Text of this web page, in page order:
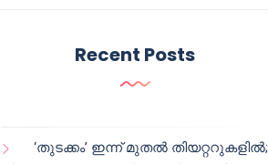
Recent Posts
‘തുടക്കം’ ഇന്ന് മുതൽ തിയറ്ററുകളിൽ;